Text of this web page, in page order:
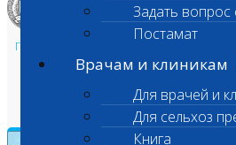
Задать вопрос
Постамат
Врачам и клиникам
Для врачей и
Для сельхоз
Книга
Политика в области персональных
Пользовательское
Техническая